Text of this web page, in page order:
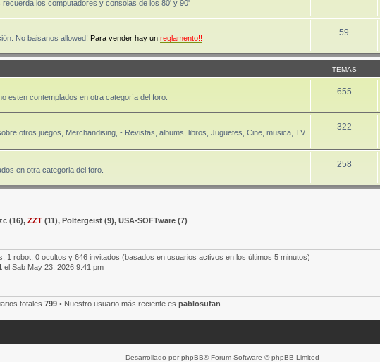
los computadores y consolas de los 80' y 90'
No baisanos allowed! Para vender hay un reglamento!!
59
TEMAS
esten contemplados en otra categoría del foro.
655
otros juegos, Merchandising, - Revistas, albums, libros, Juguetes, Cine, musica, TV
322
en otra categoria del foro.
258
(16), ZZT (11), Poltergeist (9), USA-SOFTware (7)
1 robot, 0 ocultos y 646 invitados (basados en usuarios activos en los últimos 5 minutos)
el Sab May 23, 2026 9:41 pm
totales 799 • Nuestro usuario más reciente es pablosufan
Desarrollado por phpBB® Forum Software © phpBB Limited